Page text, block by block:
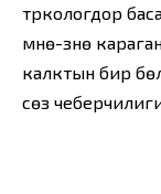
түркологдор
мүнө-зүнө
калктын бир
сөз